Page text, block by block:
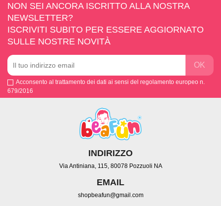
NON SEI ANCORA ISCRITTO ALLA NOSTRA
NEWSLETTER?
ISCRIVITI SUBITO PER ESSERE AGGIORNATO
SULLE NOSTRE NOVITÀ
Acconsento al trattamento dei dati ai sensi del regolamento europeo n.
679/2016
INDIRIZZO
Via Antiniana, 115, 80078 Pozzuoli NA
EMAIL
shopbeafun@gmail.com